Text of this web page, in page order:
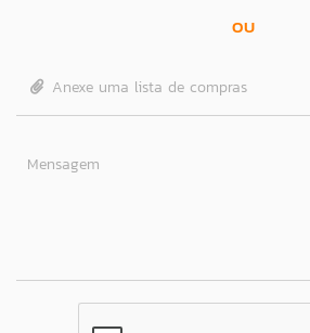
OU
Anexe uma lista de compras
Mensagem